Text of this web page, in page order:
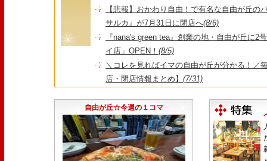
【悲報】おかわり自由！で有名な自由が丘の
サルカ』が7月31日に閉店へ(8/6)
『nana's green tea』創業の地・自由が丘に2
イ店」OPEN！ (8/5)
＼コレを見ればイマの自由が丘が分かる！／
店・閉店情報まとめ】 (7/31)
永久パス配布も！
自由が丘☆今週の１コマ